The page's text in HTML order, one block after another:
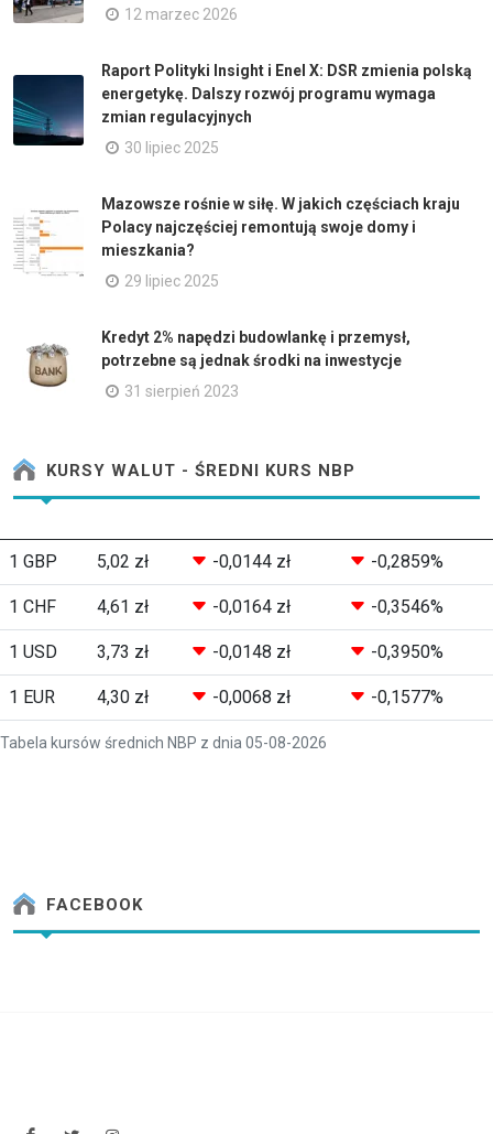
12 marzec 2026
Raport Polityki Insight i Enel X: DSR zmienia polską
energetykę. Dalszy rozwój programu wymaga
zmian regulacyjnych
30 lipiec 2025
Mazowsze rośnie w siłę. W jakich częściach kraju
Polacy najczęściej remontują swoje domy i
mieszkania?
29 lipiec 2025
Kredyt 2% napędzi budowlankę i przemysł,
potrzebne są jednak środki na inwestycje
31 sierpień 2023
KURSY WALUT - ŚREDNI KURS NBP
Tabela kursów średnich NBP z dnia 05-08-2026
1 GBP 5,02 zł -0,0144 zł -0,2859%
1 CHF 4,61 zł -0,0164 zł -0,3546%
1 USD 3,73 zł -0,0148 zł -0,3950%
1 EUR 4,30 zł -0,0068 zł -0,1577%
FACEBOOK